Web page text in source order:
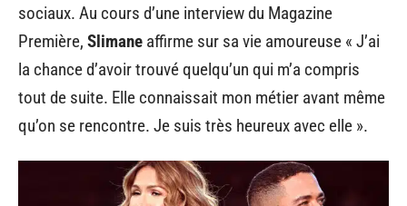
sociaux. Au cours d’une interview du Magazine
Première, Slimane affirme sur sa vie amoureuse « J’ai
la chance d’avoir trouvé quelqu’un qui m’a compris
tout de suite. Elle connaissait mon métier avant même
qu’on se rencontre. Je suis très heureux avec elle ».